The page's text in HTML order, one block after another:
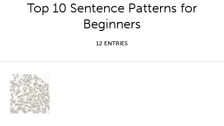
Top 10 Sentence Patterns for
Beginners
12 ENTRIES